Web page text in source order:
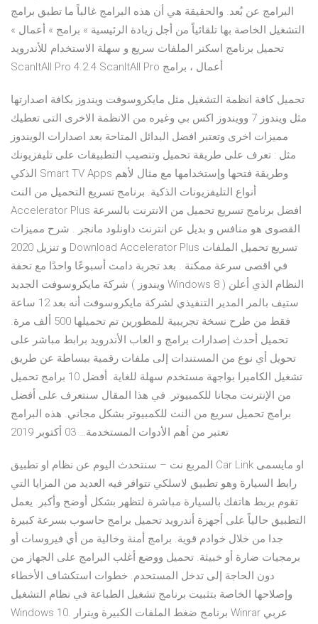
البرامج عن بُعد. والحقيقة هي أن هذه البرامج غالباً ما تطبق برامج
التشغيل الخاصة بها تلقائياً من أجل زيادة الرئيسية » برامج » أعمال »
تحميل برنامج اسكنر الملفات سريع و سهلة الاستخدام للأندرويد
ScanItAll Pro 4.2.4 ScanItAll Pro أعمال ، برامج
تحميل كافة انظمة التشغيل مثل مايكروسوفت ويندوز بكافة اصدارتها
مثل ويندوز 7 وويندوز اكس بي وغيره من الانظمة الاخرى التى تعطيك
مميزات اخرى وتعتبر افضل البدائل المتاحة بعد اصدارات الويندوز
مثل : تعرف على طريقة تحميل وتنصيب التطبيقات على تليفزيونك
الذكي Smart TV Apps وطريقة فتحها وإستخدامها مع مثال لأهم
أنواع التليفزيونات الذكية. برنامج تسريع التحميل من النت
Accelerator Plus افضل برنامج تسريع تحميل من الانترنت بالسرعة
القصوى هو منافس و بديل عن انترنت داونلود مانجر . شرح مميزات
و تنزيل 2020 Download Accelerator Plus تسريع تحميل الملفات
في اقصى سرعة ممكنة . بعد تجربة دامت أسبوعًا واحدًا مع تحفة
شركة مايكروسوفت الجديد ( ويندوز Windows 8 ) النظام الذي أعلن
ستيف بالمر المدير التنفيذي لشركة مايكروسوفت أنه بعد 12 ساعة
فقط من طرح نسخة تجريبية للمطورين تم تحميلها 500 ألف مرة.
تحميل أحدث إصدارات برامج و العاب الأندرويد برابط مباشر على
تحويل أي نوع من المستندات إلى ملفات رقمية ببساطة عن طريق
تشغيل الكاميرا بواجهة مستخدم سهلة للغاية. أفضل 10 برامج تحميل
من الإنترنت مجانا للكمبيوتر. في هذا المقال سنتعرف على أفضل
برامج تحميل سريع من النت للكمبيوتر بشكل مجاني. هذه البرامج
تعتبر من أهم الأدوات المستخدمة… 03 أكتوبر 2019
المربع نت – سنتحدث اليوم عن نظام او تطبيق Car Link او مايسمى
رابط السيارة وهو تطبيق لاسلكي تتوافر فيه العديد من المزايا التي
تقوم بربط هاتفك بالسيارة مباشرة لتظهر بشكل أوضح وأكبر. يعمل
التطبيق حالياً على أجهزة أندرويد تحميل برامج حاسوب بسرعة كبيرة
جدا من خلال خوادم قوية. برامج أمنة وخالية من أي فيروسات أو
برمجيات ضارة أو خبيثة. تحميل ووضع أغلب البرامج على الجهاز من
دون الحاجة إلى تدخل المستحدم. خطوات استكشاف الأخطاء
وإصلاحها الخاصة بتثبيت برنامج تشغيل الطباعة في نظام التشغيل
Windows 10. برنامج ضغط الملفات الكبيرة وينرار Winrar عربي